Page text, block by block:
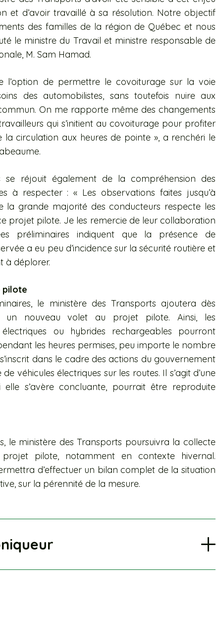
et d’avoir travaillé à sa résolution. Notre objectif
des familles de la région de Québec et nous
le ministre du Travail et ministre responsable de
M. Sam Hamad.
l’option de permettre le covoiturage sur la voie
des automobilistes, sans toutefois nuire aux
On me rapporte même des changements
qui s’initient au covoiturage pour profiter
la circulation aux heures de pointe », a renchéri le
se réjouit également de la compréhension des
à respecter : « Les observations faites jusqu’à
la grande majorité des conducteurs respecte les
projet pilote. Je les remercie de leur collaboration
préliminaires indiquent que la présence de
a eu peu d’incidence sur la sécurité routière et
à déplorer.
pilote
le ministère des Transports ajoutera dès
un nouveau volet au projet pilote. Ainsi, les
ou hybrides rechargeables pourront
les heures permises, peu importe le nombre
dans le cadre des actions du gouvernement
véhicules électriques sur les routes. Il s’agit d’une
elle s’avère concluante, pourrait être reproduite
le ministère des Transports poursuivra la collecte
pilote, notamment en contexte hivernal.
d’effectuer un bilan complet de la situation
sur la pérennité de la mesure.